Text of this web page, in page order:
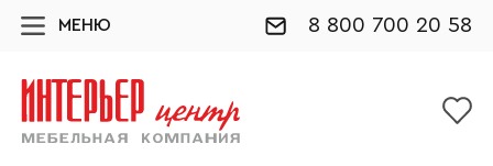
МЕНЮ 8 800 700 20 58